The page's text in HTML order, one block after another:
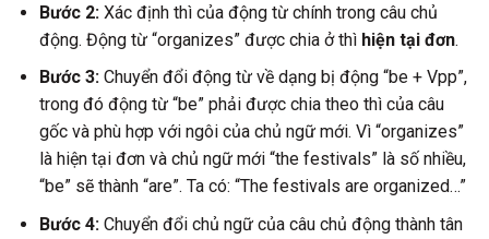
Bước 2:Xác định thì của động từ chính trong câu chủ
động. Động từ “organizes” được chia ở thì hiện tại đơn.
Bước 3:Chuyển đổi động từ về dạng bị động “be + Vpp”,
trong đó động từ “be” phải được chia theo thì của câu
gốc và phù hợp với ngôi của chủ ngữ mới. Vì “organizes”
là hiện tại đơn và chủ ngữ mới “the festivals” là số nhiều,
“be” sẽ thành “are”. Ta có: “The festivals are organized…”
Bước 4:Chuyển đổi chủ ngữ của câu chủ động thành tân